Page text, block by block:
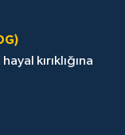
kırıklığına